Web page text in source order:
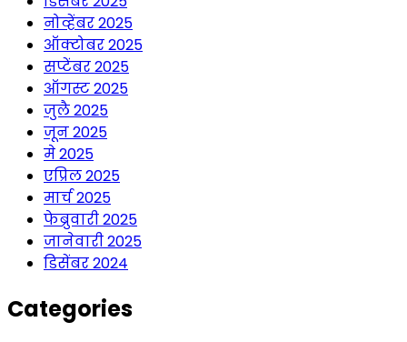
नोव्हेंबर 2025
ऑक्टोबर 2025
सप्टेंबर 2025
ऑगस्ट 2025
जुलै 2025
जून 2025
मे 2025
एप्रिल 2025
मार्च 2025
फेब्रुवारी 2025
जानेवारी 2025
डिसेंबर 2024
Categories